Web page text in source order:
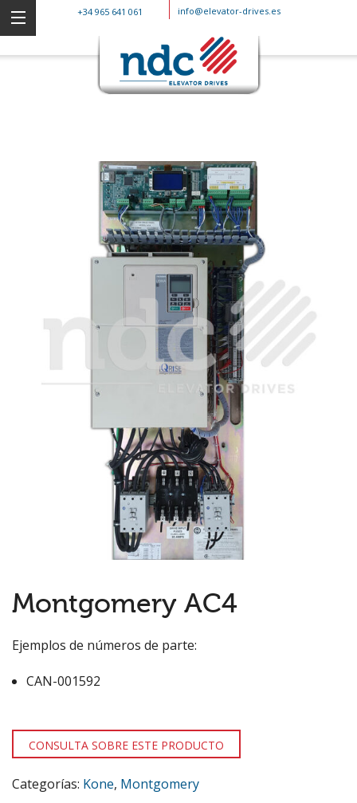
+34 965 641 061 info@elevator-drives.es
Montgomery AC4
Ejemplos de números de parte:
CAN-001592
CONSULTA SOBRE ESTE PRODUCTO
Categorías: Kone, Montgomery